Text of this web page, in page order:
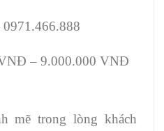
– 9.000.000 VNĐ
mẽ trong lòng khách